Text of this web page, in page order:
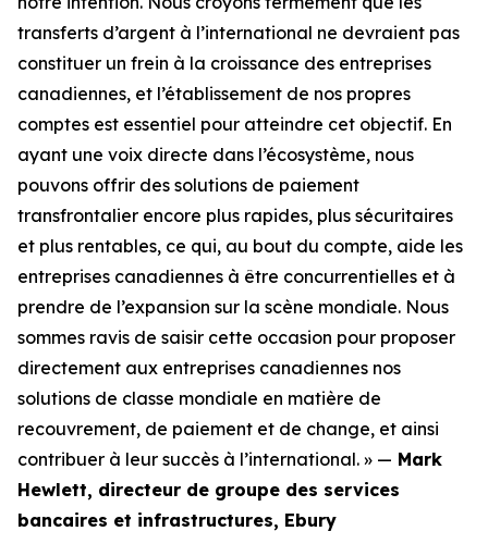
transferts d’argent à l’international ne devraient pas
constituer un frein à la croissance des entreprises
canadiennes, et l’établissement de nos propres
comptes est essentiel pour atteindre cet objectif. En
ayant une voix directe dans l’écosystème, nous
pouvons offrir des solutions de paiement
transfrontalier encore plus rapides, plus sécuritaires
et plus rentables, ce qui, au bout du compte, aide les
entreprises canadiennes à être concurrentielles et à
prendre de l’expansion sur la scène mondiale. Nous
sommes ravis de saisir cette occasion pour proposer
directement aux entreprises canadiennes nos
solutions de classe mondiale en matière de
recouvrement, de paiement et de change, et ainsi
contribuer à leur succès à l’international. » — Mark
Hewlett, directeur de groupe des services
bancaires et infrastructures, Ebury